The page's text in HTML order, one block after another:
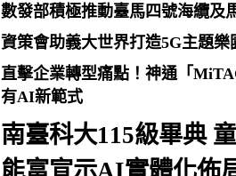
數發部積極推動臺馬四號海纜及
資策會助義大世界打造5G主題
直擊企業轉型痛點！神通「
有AI新範式
南臺科大115級畢典
能富宣示AI實體化佈